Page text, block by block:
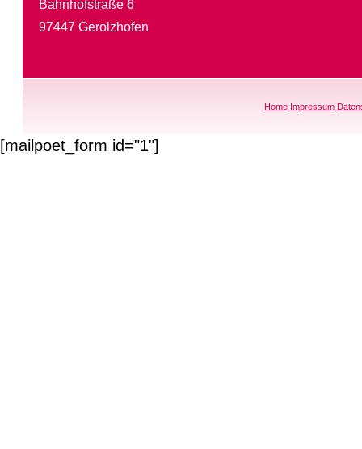
Bahnhofstraße 6
97447 Gerolzhofen
Home Impressum
[mailpoet_form id="1"]